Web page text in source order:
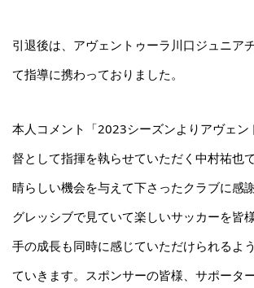
引退後は、アヴェントゥーラ川口ジュニア
て指導に携わっておりました。
本人コメント「2023シーズンよりアヴェン
督として指揮を執らせていただく中村祐也
晴らしい機会を与えて下さったクラブに感
グレッシブで見ていて楽しいサッカーを皆
手の成長も同時に感じていただけられるよ
ていきます。スポンサーの皆様、サポータ